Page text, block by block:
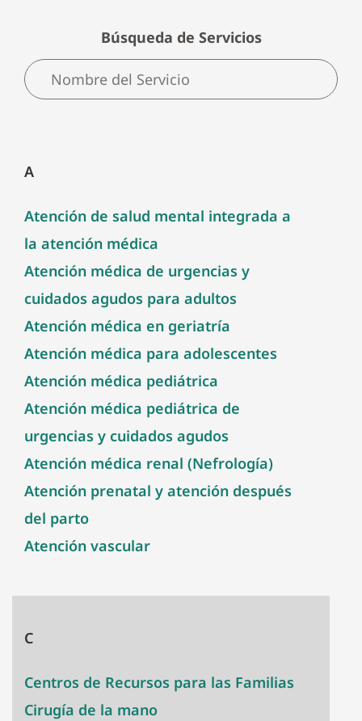
Búsqueda de Servicios
A
Atención de salud mental integrada a
la atención médica
Atención médica de urgencias y
cuidados agudos para adultos
Atención médica en geriatría
Atención médica para adolescentes
Atención médica pediátrica
Atención médica pediátrica de
urgencias y cuidados agudos
Atención médica renal (Nefrología)
Atención prenatal y atención después
del parto
Atención vascular
C
Centros de Recursos para las Familias
Cirugía de la mano